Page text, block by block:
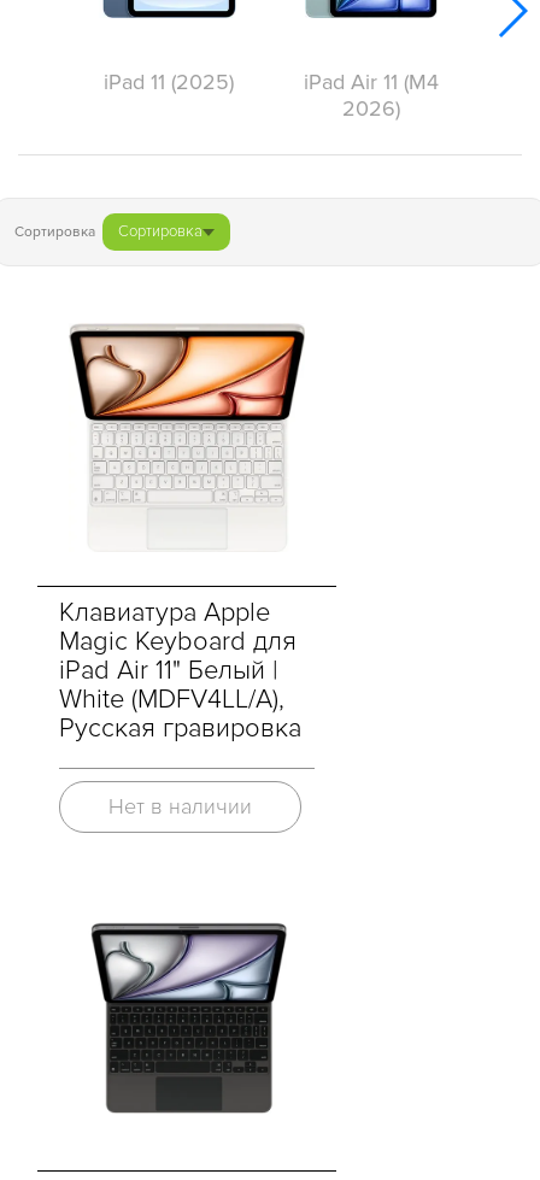
iPad 11 (2025)
iPad Air 11 (M4
2026)
Сортировка Сортировка
Клавиатура Apple
Magic Keyboard для
iPad Air 11" Белый |
White (MDFV4LL/A),
Русская гравировка
Нет в наличии